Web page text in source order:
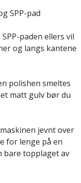
SPP-pad
paden ellers vil
og langs kantene
polishen smeltes
matt gulv bør du
jevnt over
for lenge på en
bare topplaget av